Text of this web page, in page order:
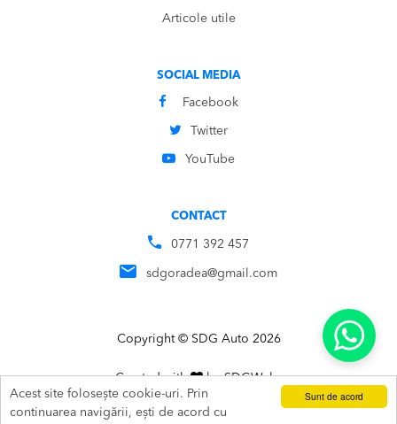
Sunt de acord
Acest site folosește cookie-uri. Prin
continuarea navigării, ești de acord cu
Articole utile
SOCIAL MEDIA
Facebook
Twitter
YouTube
CONTACT
0771 392 457
sdgoradea@gmail.com
Copyright © SDG Auto 2026
Created with bySDGWebs
ADAUGĂ ÎN COȘ